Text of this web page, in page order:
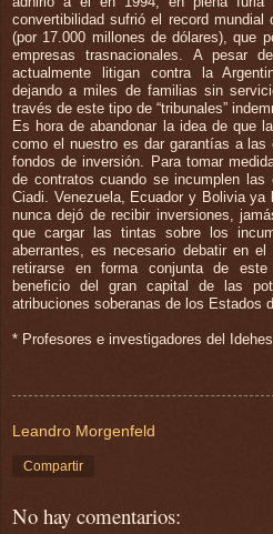
convertibilidad sufrió el record mundial
(por 17.000 millones de dólares), que
empresas trasnacionales. A pesar
actualmente litigan contra la
dejando a miles de familias sin
través de este tipo de “tribunales”
Es hora de abandonar la idea de que
como el nuestro es dar garantías a
fondos de inversión. Para tomar
de contratos cuando se incumplen las
Ciadi. Venezuela, Ecuador y Bolivia
nunca dejó de recibir inversiones,
que cargar las tintas sobre los
aberrantes, es necesario debatir en
retirarse en forma conjunta de este
beneficio del gran capital de las
atribuciones soberanas de los Estados
* Profesores e investigadores del
Leandro Morgenfeld
Compartir
No hay comentarios: